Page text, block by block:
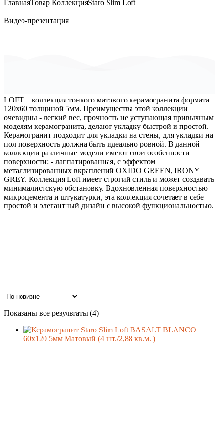
ГлавнаяТовар КоллекцияStaro Slim Loft
Видео-презентация
LOFT – коллекция тонкого матового керамогранита формата
120х60 толщиной 5мм. Преимущества этой коллекции
очевидны - легкий вес, прочность не уступающая привычным
моделям керамогранита, делают укладку быстрой и простой.
Керамогранит подходит для укладки на стены, для укладки на
пол поверхность должна быть идеально ровной. В данной
коллекции различные модели имеют свои особенности
поверхности: - лаппатированная, с эффектом
металлизированных вкраплений OXIDO GREEN, IRONY
GREY. Коллекция Loft имеет строгий стиль и может создавать
минималистскую обстановку. Вдохновленная поверхностью
микроцемента и штукатурки, эта коллекция сочетает в себе
простой и элегантный дизайн с высокой функциональностью.
Показаны все результаты (4)Сортировка:
недавние